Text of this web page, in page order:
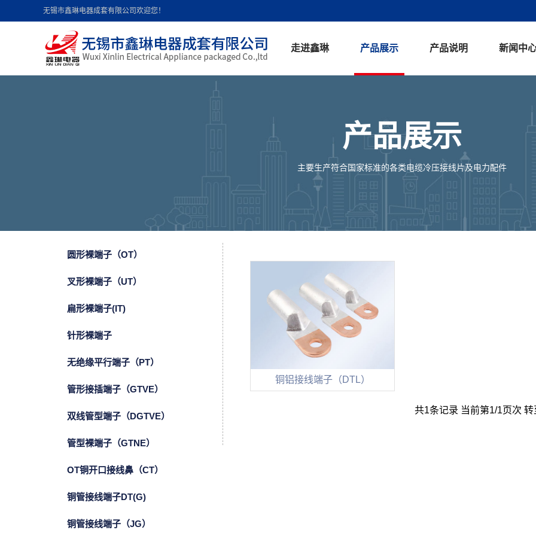
无锡市鑫琳电器成套有限公司欢迎您！
走进鑫琳 产品展示 产品说明 新闻中
产品展示
主要生产符合国家标准的各类电缆冷压接线片及电力配件
圆形裸端子（OT）
叉形裸端子（UT）
扁形裸端子(IT)
针形裸端子
无绝缘平行端子（PT）
管形接插端子（GTVE）
双线管型端子（DGTVE）
管型裸端子（GTNE）
OT铜开口接线鼻（CT）
铜管接线端子DT(G)
铜管接线端子（JG）
铜铝接线端子（DTL）
共1条记录 当前第1/1页次 转